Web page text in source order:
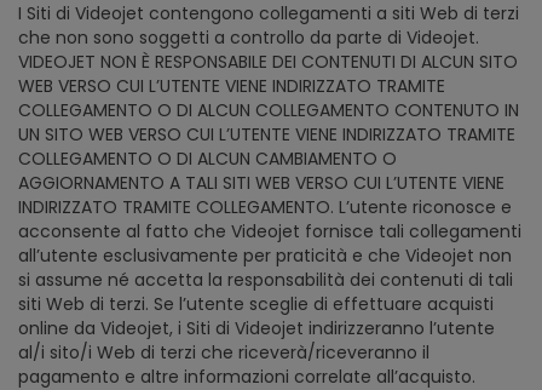
I Siti di Videojet contengono collegamenti a siti Web di terzi
che non sono soggetti a controllo da parte di Videojet.
VIDEOJET NON È RESPONSABILE DEI CONTENUTI DI ALCUN SITO
WEB VERSO CUI L’UTENTE VIENE INDIRIZZATO TRAMITE
COLLEGAMENTO O DI ALCUN COLLEGAMENTO CONTENUTO IN
UN SITO WEB VERSO CUI L’UTENTE VIENE INDIRIZZATO TRAMITE
COLLEGAMENTO O DI ALCUN CAMBIAMENTO O
AGGIORNAMENTO A TALI SITI WEB VERSO CUI L’UTENTE VIENE
INDIRIZZATO TRAMITE COLLEGAMENTO. L’utente riconosce e
acconsente al fatto che Videojet fornisce tali collegamenti
all’utente esclusivamente per praticità e che Videojet non
si assume né accetta la responsabilità dei contenuti di tali
siti Web di terzi. Se l’utente sceglie di effettuare acquisti
online da Videojet, i Siti di Videojet indirizzeranno l’utente
al/i sito/i Web di terzi che riceverà/riceveranno il
pagamento e altre informazioni correlate all’acquisto.